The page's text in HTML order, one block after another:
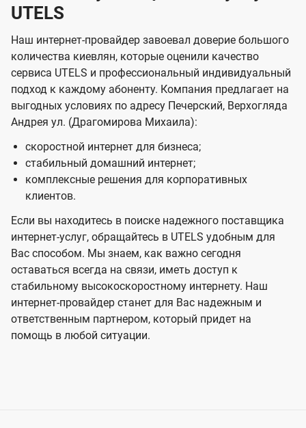
UTELS
Наш интернет-провайдер завоевал доверие большого
количества киевлян, которые оценили качество
сервиса UTELS и профессиональный индивидуальный
подход к каждому абоненту. Компания предлагает на
выгодных условиях по адресу Печерский, Верхогляда
Андрея ул. (Драгомирова Михаила):
скоростной интернет для бизнеса;
стабильный домашний интернет;
комплексные решения для корпоративных
клиентов.
Если вы находитесь в поиске надежного поставщика
интернет-услуг, обращайтесь в UTELS удобным для
Вас способом. Мы знаем, как важно сегодня
оставаться всегда на связи, иметь доступ к
стабильному высокоскоростному интернету. Наш
интернет-провайдер станет для Вас надежным и
ответственным партнером, который придет на
помощь в любой ситуации.